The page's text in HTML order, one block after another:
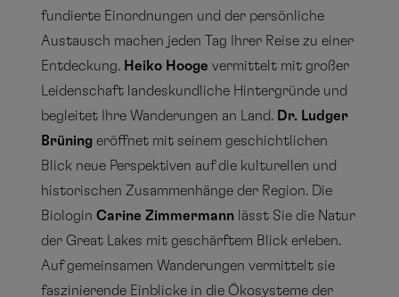
fundierte Einordnungen und der persönliche
Austausch machen jeden Tag Ihrer Reise zu einer
Entdeckung. Heiko Hooge vermittelt mit großer
Leidenschaft landeskundliche Hintergründe und
begleitet Ihre Wanderungen an Land. Dr. Ludger
Brüning eröffnet mit seinem geschichtlichen
Blick neue Perspektiven auf die kulturellen und
historischen Zusammenhänge der Region. Die
BiologinCarine Zimmermann lässt Sie die Natur
der Great Lakes mit geschärftem Blick erleben.
Auf gemeinsamen Wanderungen vermittelt sie
faszinierende Einblicke in die Ökosysteme der